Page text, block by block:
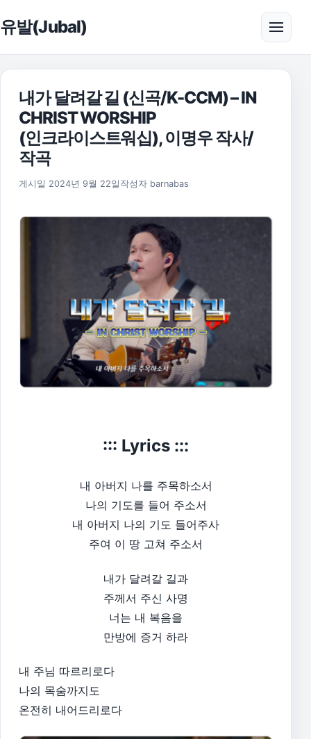
유발(Jubal) 메뉴
내가 달려갈 길 (신곡/K-CCM) – IN
CHRIST WORSHIP
(인크라이스트워십), 이명우 작사/
작곡
게시일 2024년 9월 22일 2024년 9월 22일
작성자 barnabas
::: Lyrics :::
내 아버지 나를 주목하소서
나의 기도를 들어 주소서
내 아버지 나의 기도 들어주사
주여 이 땅 고쳐 주소서
내가 달려갈 길과
주께서 주신 사명
너는 내 복음을
만방에 증거 하라
내 주님 따르리로다
나의 목숨까지도
온전히 내어드리로다